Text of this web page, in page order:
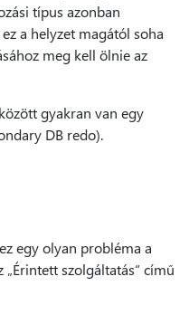
típus azonban
a helyzet magától soha
meg kell ölnie az
gyakran van egy
DB redo).
egy olyan probléma a
szolgáltatás“ című